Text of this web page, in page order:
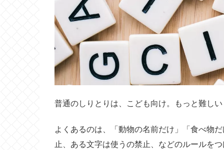
普通のしりとりは、こども向け。もっと難し
よくあるのは、「動物の名前だけ」「食べ物
止、ある文字は使うの禁止、などのルールを